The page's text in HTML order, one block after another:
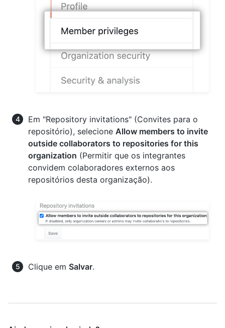
Em "Repository invitations" (Convites para o
repositório), selecione Allow members to invite
outside collaborators to repositories for this
organization (Permitir que os integrantes
convidem colaboradores externos aos
repositórios desta organização).
Clique em Salvar.